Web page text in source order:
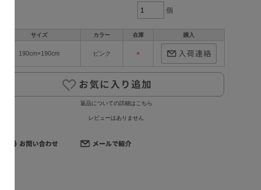
個
サイズ カラー 在庫 購入
190cm×190cm ピンク ×
返品についての詳細はこちら
レビューはありません